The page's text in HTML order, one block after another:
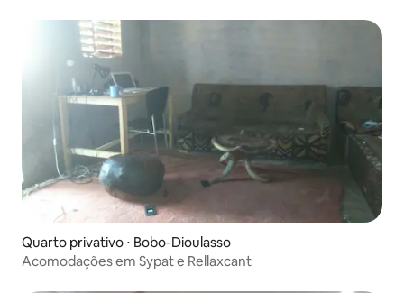
Quarto privativo ⋅ Bobo-Dioulasso
Acomodações em Sypat e Rellaxcant